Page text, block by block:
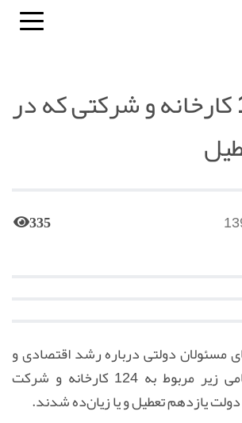
اسامی 124 کارخانه و شرکتی که در
335
مسئولان دولتی درباره رشد اقتصادی و
خروج از رکود اسامی زیر مربوط به 124 کارخانه و شرکت
یازدهم تعطیل و یا زیان‌ده شدند.